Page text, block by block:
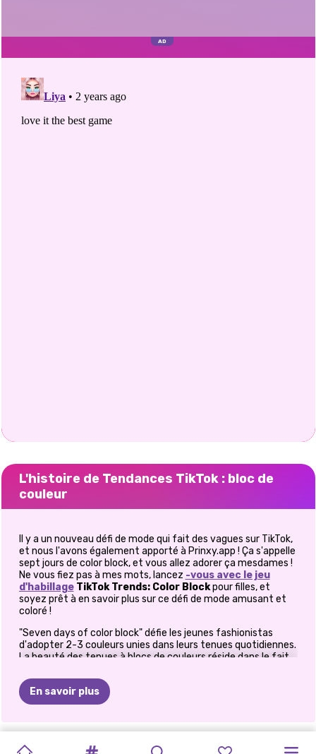
L'histoire de Tendances TikTok : bloc de
couleur
Il y a un nouveau défi de mode qui fait des vagues sur TikTok,
et nous l'avons également apporté à Prinxy.app ! Ça s'appelle
sept jours de color block, et vous allez adorer ça mesdames !
Ne vous fiez pas à mes mots, lancez -vous avec le jeu
d'habillage TikTok Trends: Color Blockpour filles, et
soyez prêt à en savoir plus sur ce défi de mode amusant et
coloré !
"Seven days of color block" défie les jeunes fashionistas
d'adopter 2-3 couleurs unies dans leurs tenues quotidiennes.
La beauté des tenues à blocs de couleurs réside dans le fait
la mode. Lorsque vous créez des tenues pour ce défi de
mode, vous devez assembler des nuances considérées
comme opposées sur la roue chromatique, puis les
d'habillageexclusif, votre tâche est d'aider cette belle
En savoir plus
GLAMOUR
IMPRIMÉS ÉVOLUTION
CYBERPUNK NOUVEAU MON